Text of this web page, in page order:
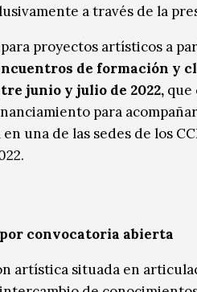
a través de la
proyectos artísticos a
de formación y
junio y julio de 2022, que
para
una de las sedes de los
por convocatoria abierta
artística situada en